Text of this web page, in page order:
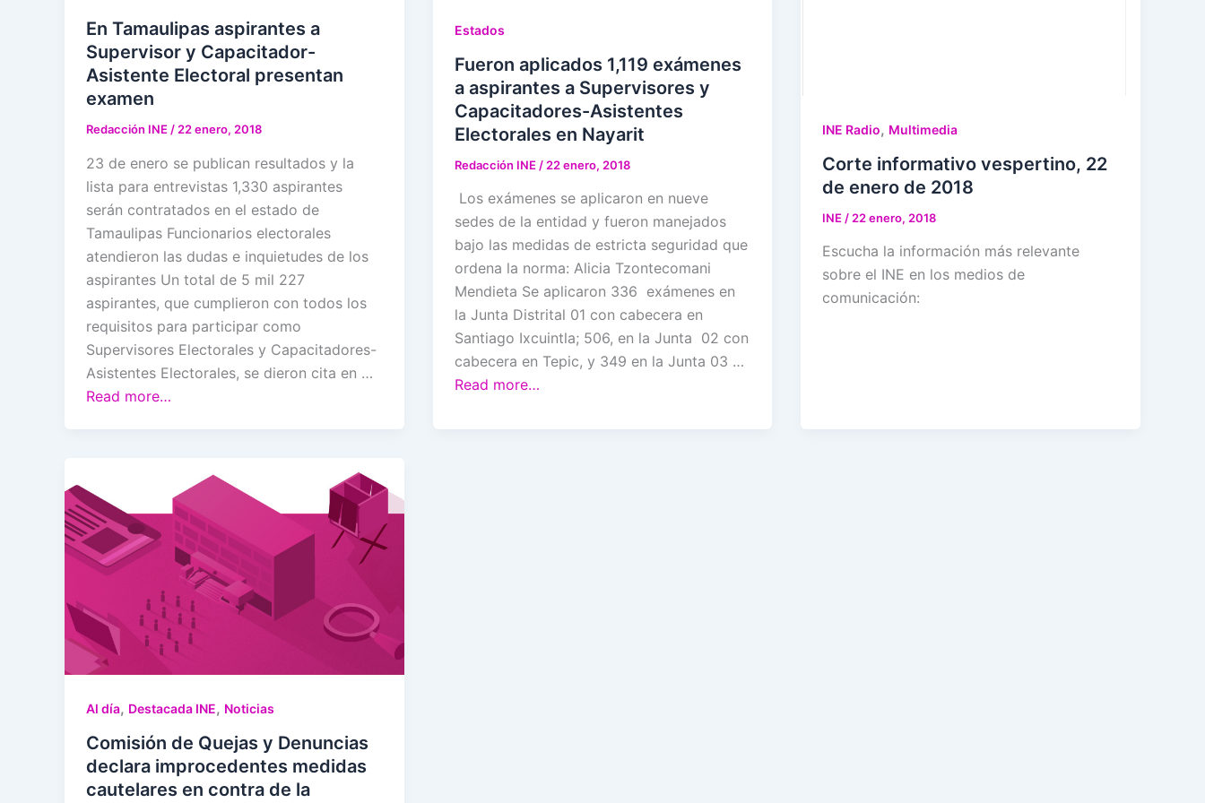
En Tamaulipas aspirantes a
Supervisor y Capacitador-
Asistente Electoral presentan
examen
Redacción INE / 22 enero, 2018
23 de enero se publican resultados y la
lista para entrevistas 1,330 aspirantes
serán contratados en el estado de
Tamaulipas Funcionarios electorales
atendieron las dudas e inquietudes de los
aspirantes Un total de 5 mil 227
aspirantes, que cumplieron con todos los
requisitos para participar como
Supervisores Electorales y Capacitadores-
Asistentes Electorales, se dieron cita en …
Read more…
Estados
Fueron aplicados 1,119 exámenes
a aspirantes a Supervisores y
Capacitadores-Asistentes
Electorales en Nayarit
Redacción INE / 22 enero, 2018
Los exámenes se aplicaron en nueve
sedes de la entidad y fueron manejados
bajo las medidas de estricta seguridad que
ordena la norma: Alicia Tzontecomani
Mendieta Se aplicaron 336 exámenes en
la Junta Distrital 01 con cabecera en
Santiago Ixcuintla; 506, en la Junta 02 con
cabecera en Tepic, y 349 en la Junta 03 …
Read more…
INE Radio, Multimedia
Corte informativo vespertino, 22
de enero de 2018
INE / 22 enero, 2018
Escucha la información más relevante
sobre el INE en los medios de
comunicación:
Al día, Destacada INE, Noticias
Comisión de Quejas y Denuncias
declara improcedentes medidas
cautelares en contra de la